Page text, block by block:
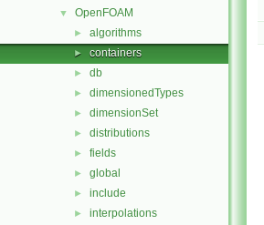
▼ OpenFOAM
► algorithms
► containers
► db
► dimensionedTypes
► dimensionSet
► distributions
► fields
► global
► include
► interpolations